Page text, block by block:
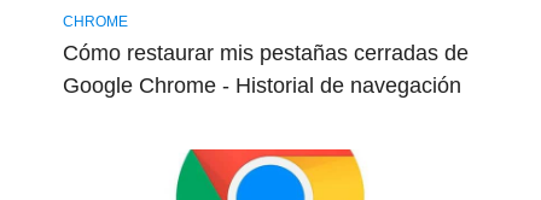
CHROME
Cómo restaurar mis pestañas cerradas de
Google Chrome - Historial de navegación